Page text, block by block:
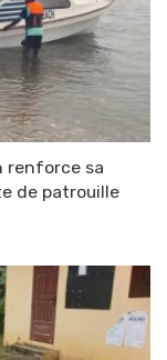
renforce sa
de patrouille